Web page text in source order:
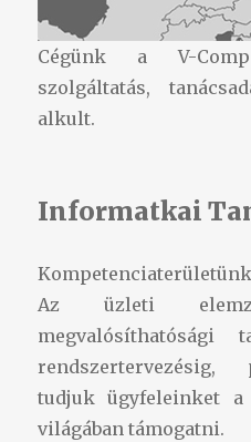
Cégünk a V-
szolgáltatás,
alkult.
Informatkai
Az üzleti
tudjuk ügyfeleinket
világában támogatni.